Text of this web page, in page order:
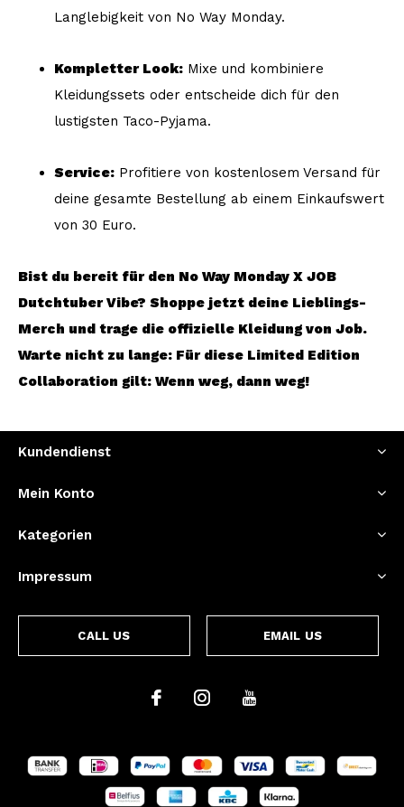
Langlebigkeit von No Way Monday.
Kompletter Look: Mixe und kombiniere
Kleidungssets oder entscheide dich für den
lustigsten Taco-Pyjama.
Service: Profitiere von kostenlosem Versand für
deine gesamte Bestellung ab einem Einkaufswert
von 30 Euro.
Bist du bereit für den No Way Monday X JOB
Dutchtuber Vibe? Shoppe jetzt deine Lieblings-
Merch und trage die offizielle Kleidung von Job.
Warte nicht zu lange: Für diese Limited Edition
Collaboration gilt: Wenn weg, dann weg!
Kundendienst
Mein Konto
Kategorien
Impressum
CALL US EMAIL US